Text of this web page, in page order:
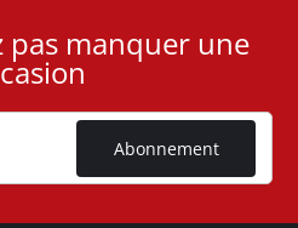
pas manquer une
Abonnement